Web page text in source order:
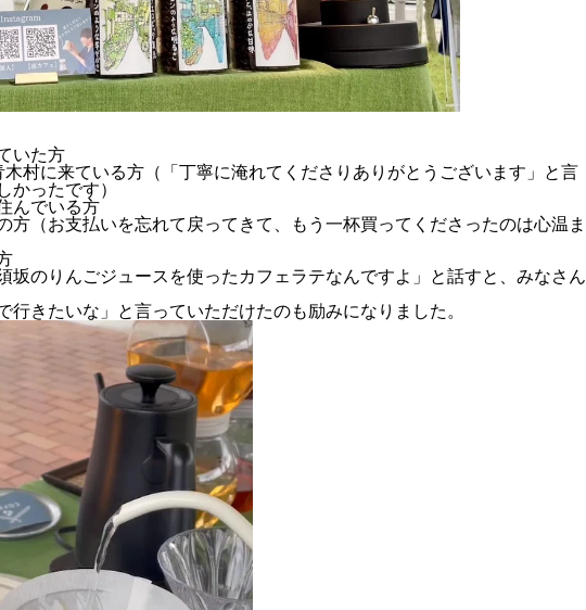
いた方
村に来ている方（「丁寧に淹れてくださりありがとうございます」と言
かったです）
んでいる方
方（お支払いを忘れて戻ってきて、もう一杯買ってくださったのは心温ま
坂のりんごジュースを使ったカフェラテなんですよ」と話すと、みなさん
行きたいな」と言っていただけたのも励みになりました。